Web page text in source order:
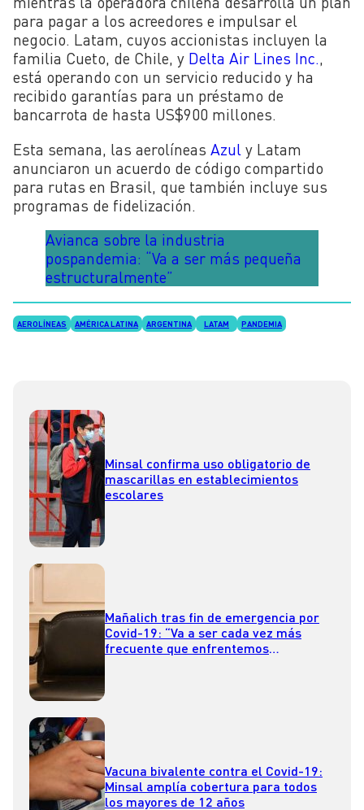
para pagar a los acreedores e impulsar el
negocio. Latam, cuyos accionistas incluyen la
familia Cueto, de Chile, y Delta Air Lines Inc.,
está operando con un servicio reducido y ha
recibido garantías para un préstamo de
bancarrota de hasta US$900 millones.
Esta semana, las aerolíneas Azul y Latam
anunciaron un acuerdo de código compartido
para rutas en Brasil, que también incluye sus
programas de fidelización.
Avianca sobre la industria
pospandemia: “Va a ser más pequeña
estructuralmente”
AEROLÍNEAS AMÉRICA LATINA ARGENTINA LATAM PANDEMIA
Minsal confirma uso obligatorio de
mascarillas en establecimientos
escolares
Mañalich tras fin de emergencia por
Covid-19: “Va a ser cada vez más
frecuente que enfrentemos
Vacuna bivalente contra el Covid-19:
Minsal amplía cobertura para todos
los mayores de 12 años